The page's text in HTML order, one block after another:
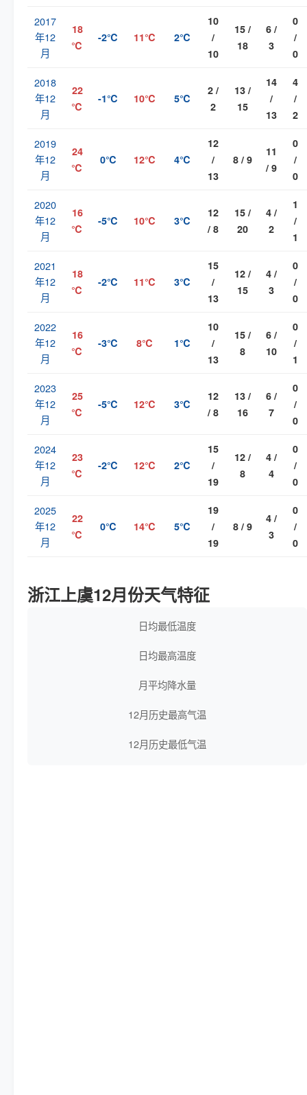
2017
年12
月
18
℃
-2℃ 11℃ 2℃
10
/
10
15 /
18
6 /
3
0
/
0
2018
年12
月
22
℃
-1℃ 10℃ 5℃
2 /
2
13 /
15
14
/
13
4
/
2
2019
年12
月
24
℃
0℃ 12℃ 4℃
12
/
13
8 / 9
11
/ 9
0
/
0
2020
年12
月
16
℃
-5℃ 10℃ 3℃
12
/ 8
15 /
20
4 /
2
1
/
1
2021
年12
月
18
℃
-2℃ 11℃ 3℃
15
/
13
12 /
15
4 /
3
0
/
0
2022
年12
月
16
℃
-3℃ 8℃ 1℃
10
/
13
15 /
8
6 /
10
0
/
1
2023
年12
月
25
℃
-5℃ 12℃ 3℃
12
/ 8
13 /
16
6 /
7
0
/
0
2024
年12
月
23
℃
-2℃ 12℃ 2℃
15
/
19
12 /
8
4 /
4
0
/
0
2025
年12
月
22
℃
0℃ 14℃ 5℃
19
/
19
8 / 9
4 /
3
0
/
0
浙江上虞12月份天气特征
日均最低温度
日均最高温度
月平均降水量
12月历史最高气温
12月历史最低气温